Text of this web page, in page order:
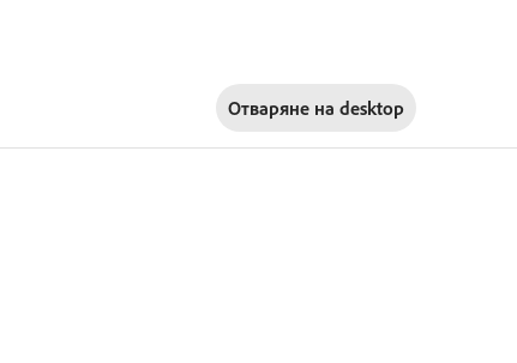
Отваряне на desktop